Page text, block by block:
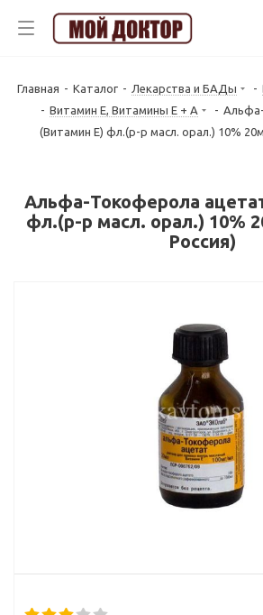
Главная - Каталог - Лекарства и БАДы -
- Витамин Е, Витамины Е + А -
(Витамин E) фл.(р-р масл. орал.) 10%
Альфа-Токоферола
фл.(р-р масл. орал.) 10%
Россия)